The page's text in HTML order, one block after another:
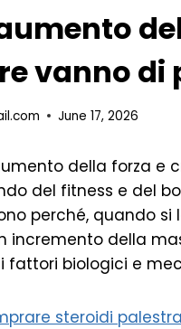
vanno di
June 17, 2026
della forza e
del fitness e del
perché, quando
incremento della
fattori biologici e
steroidi